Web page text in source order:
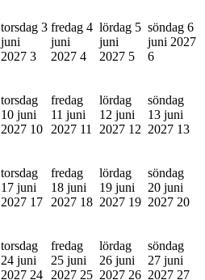
torsdag 3
juni
2027 3
fredag 4
juni
2027 4
lördag 5
juni
2027 5
söndag 6
juni 2027
6
torsdag
10 juni
2027 10
fredag
11 juni
2027 11
lördag
12 juni
2027 12
söndag
13 juni
2027 13
torsdag
17 juni
2027 17
fredag
18 juni
2027 18
lördag
19 juni
2027 19
söndag
20 juni
2027 20
torsdag
24 juni
2027 24
fredag
25 juni
2027 25
lördag
26 juni
2027 26
söndag
27 juni
2027 27